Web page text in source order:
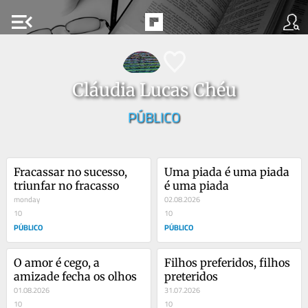
menu_open
Cláudia Lucas Chéu
PÚBLICO
Fracassar no sucesso,
triunfar no fracasso
monday
10
PÚBLICO
Uma piada é uma piada
é uma piada
02.08.2026
10
PÚBLICO
O amor é cego, a
amizade fecha os olhos
01.08.2026
10
Filhos preferidos, filhos
preteridos
31.07.2026
10